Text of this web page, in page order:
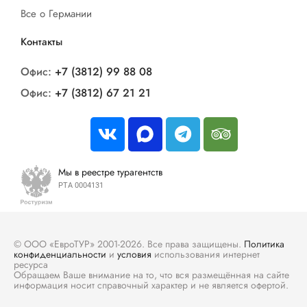
спортивного инвентаря и оборудован зал для
бильярда.
Все о Германии
Контакты
Офис: +7 (3812) 99 88 08
Офис: +7 (3812) 67 21 21
Мы в реестре турагентств
РТА 0004131
© ООО «ЕвроТУР» 2001-2026. Все права защищены. Политика
конфиденциальности и условия использования интернет
ресурса
Обращаем Ваше внимание на то, что вся размещённая на сайте
информация носит справочный характер и не является офертой.